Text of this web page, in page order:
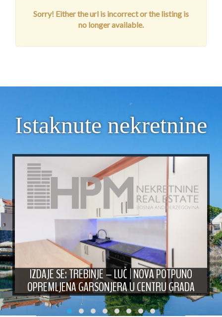
Sorry! Either the url is incorrect or the listing is
no longer available.
Istaknute nekretnine
IZDAJE SE: TREBINJE – LUČ | NOVA POTPUNO
OPREMLJENA GARSONJERA U CENTRU GRADA